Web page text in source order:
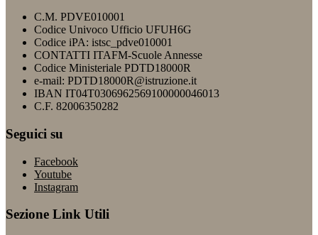
C.M. PDVE010001
Codice Univoco Ufficio UFUH6G
Codice iPA: istsc_pdve010001
CONTATTI ITAFM-Scuole Annesse
Codice Ministeriale PDTD18000R
e-mail: PDTD18000R@istruzione.it
IBAN IT04T0306962569100000046013
C.F. 82006350282
Seguici su
Facebook
Youtube
Instagram
Sezione Link Utili